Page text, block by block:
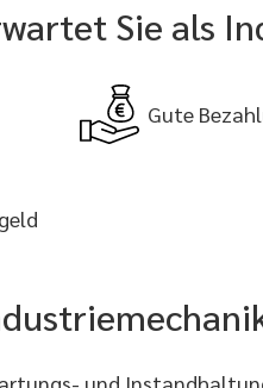
Sie als
Gute
und